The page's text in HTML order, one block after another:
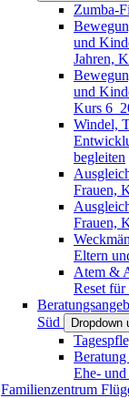
Zumba-
und
Jahren,
und
Kurs
Windel,
begleiten
Frauen,
Frauen,
Eltern
Atem &
Reset für
Süd
Dropdown
Ehe- und
Familienzentrum